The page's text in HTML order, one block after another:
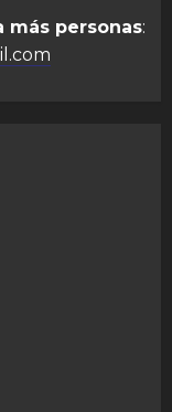
más personas: